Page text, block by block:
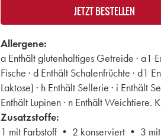
JETZT BESTELLEN
Allergene:
a Enthält glutenhaltiges Getreide · a1
Fische · d Enthält Schalenfrüchte · d1
Laktose) · h Enthält Sellerie · i Enthält
Enthält Lupinen · n Enthält Weichtiere.
Zusatzstoffe:
1 mit Farbstoff • 2 konserviert • 3